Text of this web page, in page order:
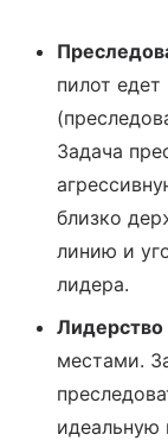
пилот
Задача
близко
линию и
лидера.
Лидерство
местами.
идеальную